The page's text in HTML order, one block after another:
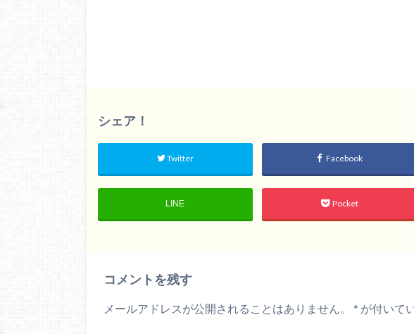
シェア！
Twitter Facebook
LINE Pocket
コメントを残す
メールアドレスが公開されることはありません。 * が付いて